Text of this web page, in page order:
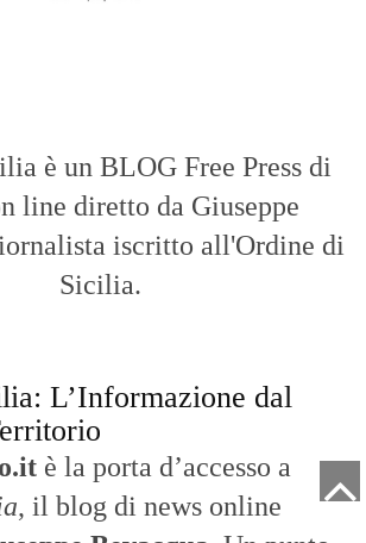
è un BLOG Free Press di
line diretto da Giuseppe
iscritto all'Ordine di
Sicilia.
L’Informazione dal
è la porta d’accesso a
, il blog di news online